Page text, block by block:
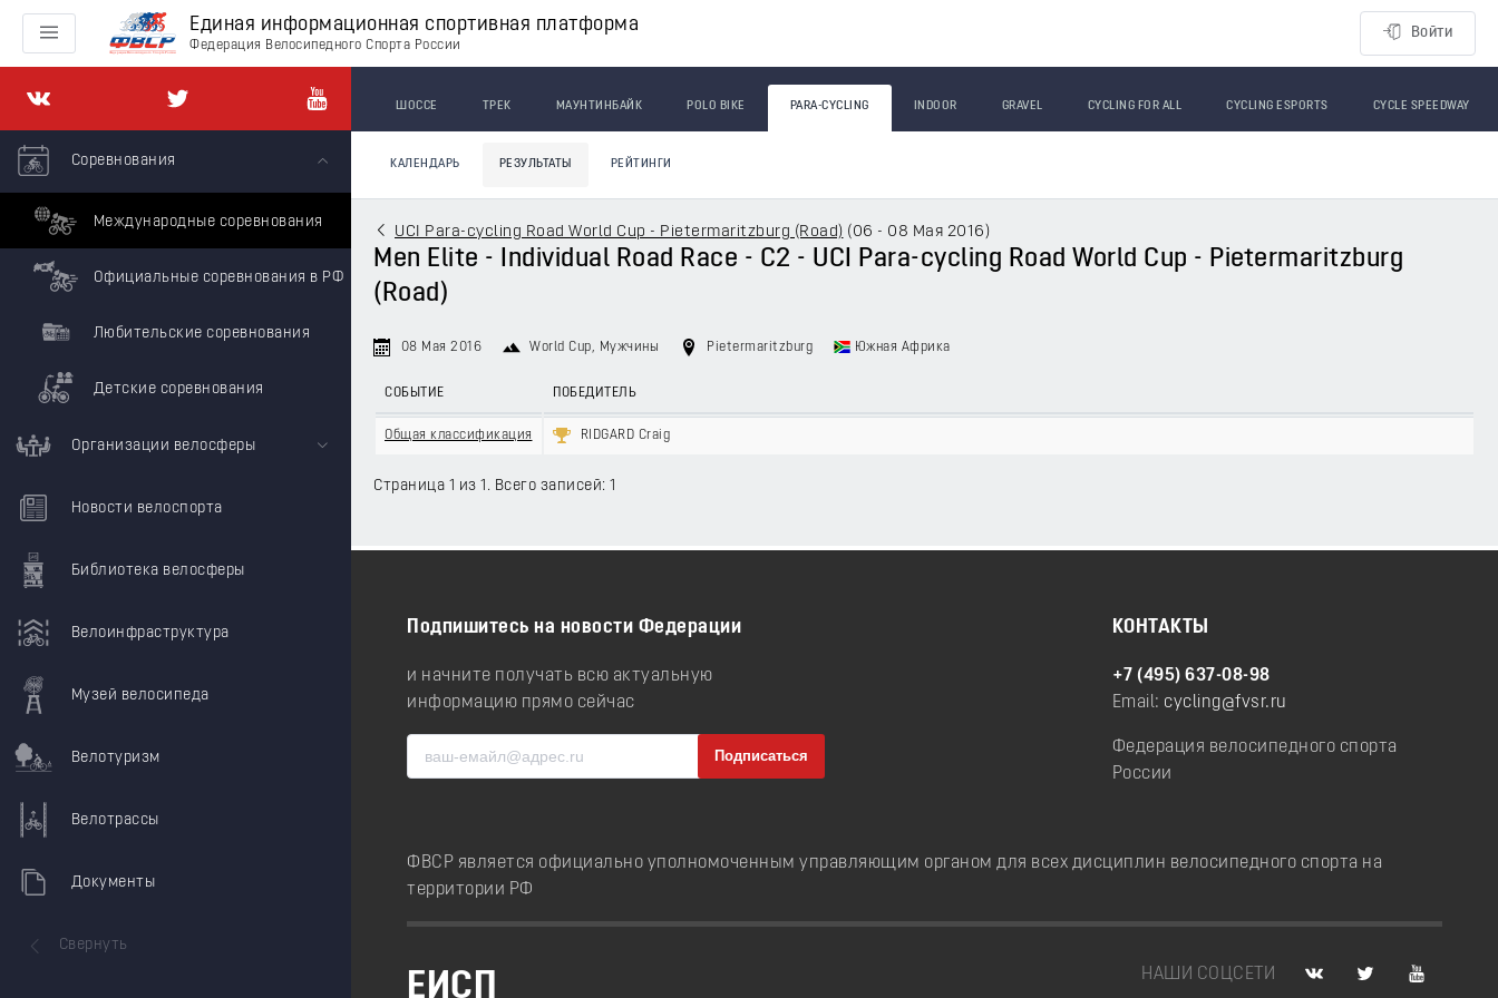
Единая информационная спортивная платформа
Федерация Велосипедного Спорта России
Войти
Соревнования
Международные соревнования
Официальные соревнования в РФ
Любительские соревнования
Детские соревнования
Организации велосферы
Новости велоспорта
Библиотека велосферы
Велоинфраструктура
Музей велосипеда
Велотуризм
Велотрассы
Документы
Свернуть
ШОССЕ ТРЕК МАУНТИНБАЙК POLO BIKE PARA-CYCLING INDOOR GRAVEL CYCLING FOR ALL CYCLING ESPORTS CYCLE SPEEDWAY
КАЛЕНДАРЬ РЕЗУЛЬТАТЫ РЕЙТИНГИ
UCI Para-cycling Road World Cup - Pietermaritzburg (Road) ( 06 - 08 Мая 2016 )
Men Elite - Individual Road Race - C2 - UCI Para-cycling Road World Cup - Pietermaritzburg
(Road)
08 Мая 2016 World Cup, Мужчины Pietermaritzburg Южная Африка
СОБЫТИЕ ПОБЕДИТЕЛЬ
Общая классификация RIDGARD Craig
Страница 1 из 1. Всего записей: 1
Подпишитесь на новости Федерации
и начните получать всю актуальную
информацию прямо сейчас
КОНТАКТЫ
+7 (495) 637-08-98
Email: cycling@fvsr.ru
Федерация велосипедного спорта
России
ФВСР является официально уполномоченным управляющим органом для всех дисциплин велосипедного спорта на
территории РФ
НАШИ СОЦСЕТИ
ЕИСП